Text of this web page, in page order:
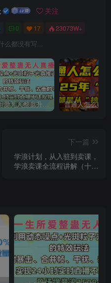
关注
0 17 23073W+
么都没有写...
一生所爱无人整蛊升级版9.0，利用动态噪点+光斑粒子光条推进的特效玩法，内附暴击、合并帧、干扰、去重的手法，实现24小时实时直播不违规操，单场日入1500+，小白也能无脑驾驭
下一篇
学浪计划，从入驻到卖课，
学浪卖课全流程讲解（十八